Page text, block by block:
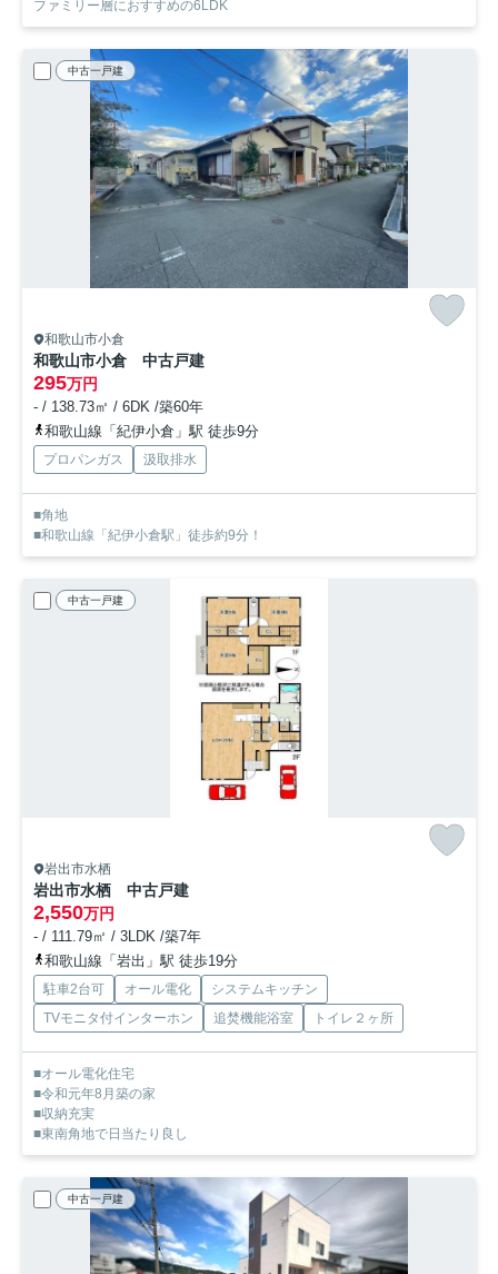
ファミリー層におすすめの6LDK
中古一戸建
和歌山市小倉
和歌山市小倉 中古戸建
295万円
- / 138.73㎡ / 6DK /築60年
和歌山線「紀伊小倉」駅 徒歩9分
プロパンガス 汲取排水
■角地
■和歌山線「紀伊小倉駅」徒歩約9分！
中古一戸建
岩出市水栖
岩出市水栖 中古戸建
2,550万円
- / 111.79㎡ / 3LDK /築7年
和歌山線「岩出」駅 徒歩19分
駐車2台可 オール電化
システムキッチン
TVモニタ付インターホン
追焚機能浴室 トイレ２ヶ所
■オール電化住宅
■令和元年8月築の家
■収納充実
■東南角地で日当たり良し
中古一戸建